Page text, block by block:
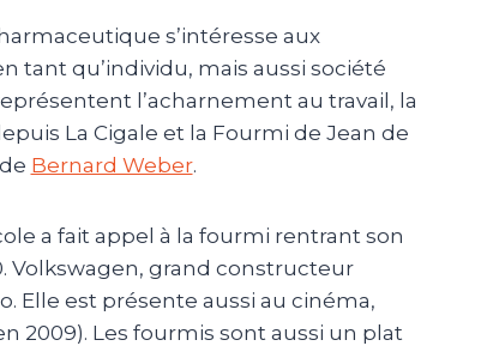
s’intéresse aux
tant qu’individu, mais aussi société
l’acharnement au travail, la
La Cigale et la Fourmi de Jean de
Bernard Weber.
a fait appel à la fourmi rentrant son
Volkswagen, grand constructeur
Elle est présente aussi au cinéma,
2009). Les fourmis sont aussi un plat